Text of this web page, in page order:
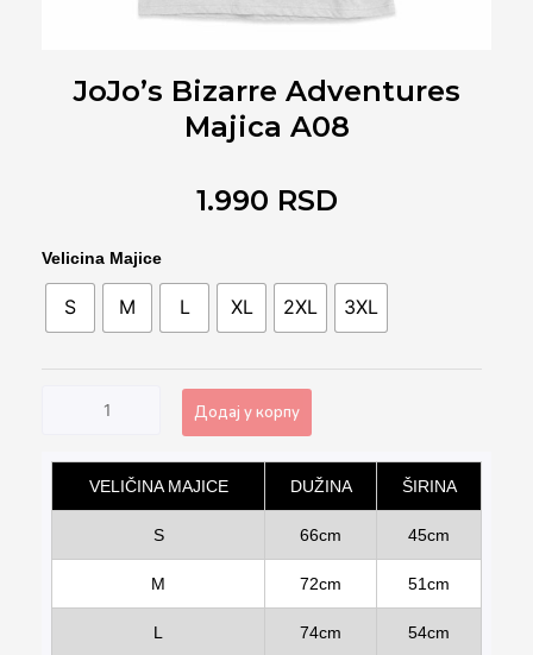
JoJo’s Bizarre Adventures
Majica A08
1.990 RSD
Velicina Majice
S M L XL 2XL 3XL
JoJo's
Bizarre
Adventures
Majica
Додај у корпу
Alternative:
VELIČINA MAJICE
DUŽINA ŠIRINA
S 66cm 45cm
M 72cm 51cm
L 74cm 54cm